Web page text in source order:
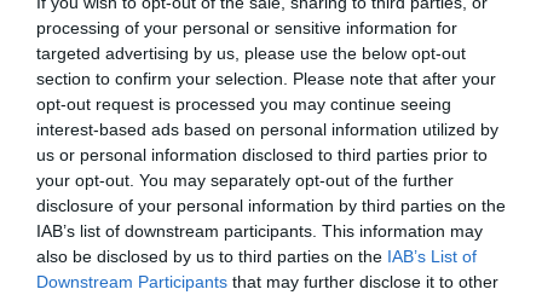
processing of your personal or sensitive information for
targeted advertising by us, please use the below opt-out
section to confirm your selection. Please note that after your
opt-out request is processed you may continue seeing
interest-based ads based on personal information utilized by
us or personal information disclosed to third parties prior to
your opt-out. You may separately opt-out of the further
disclosure of your personal information by third parties on the
IAB’s list of downstream participants. This information may
also be disclosed by us to third parties on the IAB’s List of
Downstream Participants that may further disclose it to other
francès anticretaillier, que significa ‘retallar’ o
‘tornar a tallar’, en al·lusió al fet que, en el comerç
al detall, el detallista o minorista es dedica a
vendre al consumidor individual una part (“un
fragment”, “un retall”) del volum de mercaderia
que ha comprat al majorista,a l’engròs.
Ara bé, l’estoc de denominacions catalanes que es